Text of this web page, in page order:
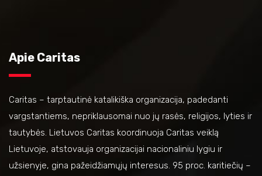
Apie Caritas
Caritas – tarptautinė katalikiška organizacija, padedanti
vargstantiems, nepriklausomai nuo jų rasės, religijos, lyties ir
tautybės. Lietuvos Caritas koordinuoja Caritas veiklą
Lietuvoje, atstovauja organizacijai nacionaliniu lygiu ir
užsienyje, gina pažeidžiamųjų interesus. 95 proc. karitiečių –